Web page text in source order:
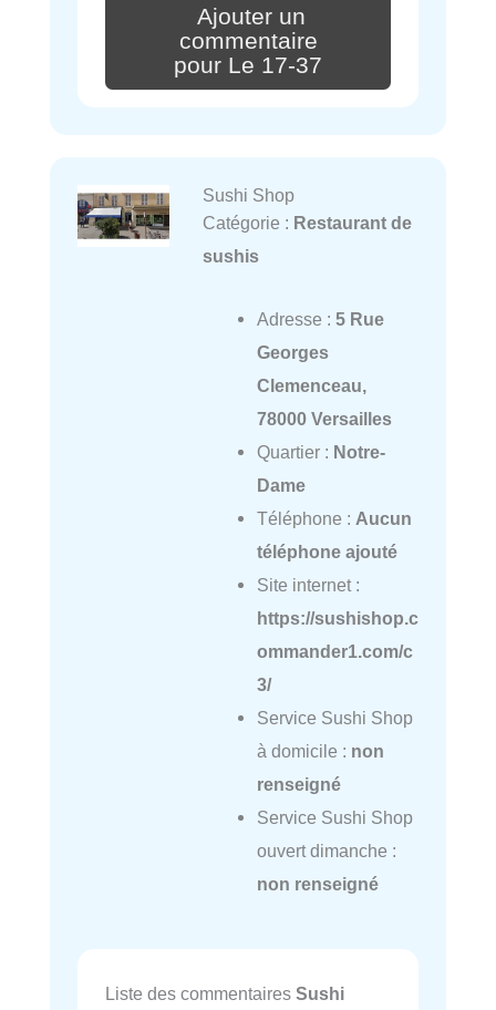
Ajouter un
commentaire
pour Le 17-37
Sushi Shop
Catégorie : Restaurant de
sushis
Adresse : 5 Rue
Georges
Clemenceau,
78000 Versailles
Quartier : Notre-
Dame
Téléphone : Aucun
téléphone ajouté
Site internet :
https://sushishop.c
ommander1.com/c
3/
Service Sushi Shop
à domicile : non
renseigné
Service Sushi Shop
ouvert dimanche :
non renseigné
Liste des commentaires Sushi